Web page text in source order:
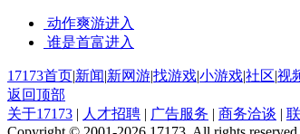
动作爽游进入
谁是首富进入
17173首页|新闻|新网游|找游戏|小游戏|社区|视
返回顶部
关于17173 | 人才招聘 | 广告服务 | 商务洽谈 |